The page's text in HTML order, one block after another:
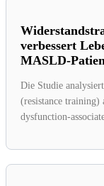
verbessert
MASLD-
Die Studie
(resistance
dysfunction-